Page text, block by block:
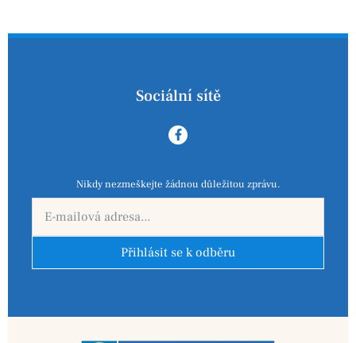
Sociální sítě
Nikdy nezmeškejte žádnou důležitou zprávu.
Přihlásit se k odběru